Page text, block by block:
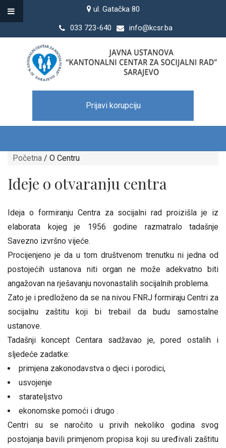
ul. Gatačka 80
033 723-640 info@kcsr.ba
Prijavi korupciju
Početna / O Centru
Ideje o otvaranju centra
Ideja o formiranju Centra za socijalni rad proizišla je iz
elaborata kojeg je 1956 godine razmatralo tadašnje
Savezno izvršno vijeće.
Procijenjeno je da u tom društvenom trenutku ni jedna od
postojećih ustanova niti organ ne može adekvatno biti
angažovan na rješavanju novonastalih socijalnih problema.
Zato je i predloženo da se na nivou FNRJ formiraju Centri za
socijalnu zaštitu koji bi trebail da budu samostalne
ustanove.
Tadašnji koncept Centara sadžavao je, pored ostalih i
sljedeće zadatke:
primjena zakonodavstva o djeci i porodici,
usvojenje
starateljstvo
ekonomske pomoći i drugo .
Centri su se naročito u privih nekoliko godina svog
postojanja bavili primjenom propisa koji su uređivali zaštitu